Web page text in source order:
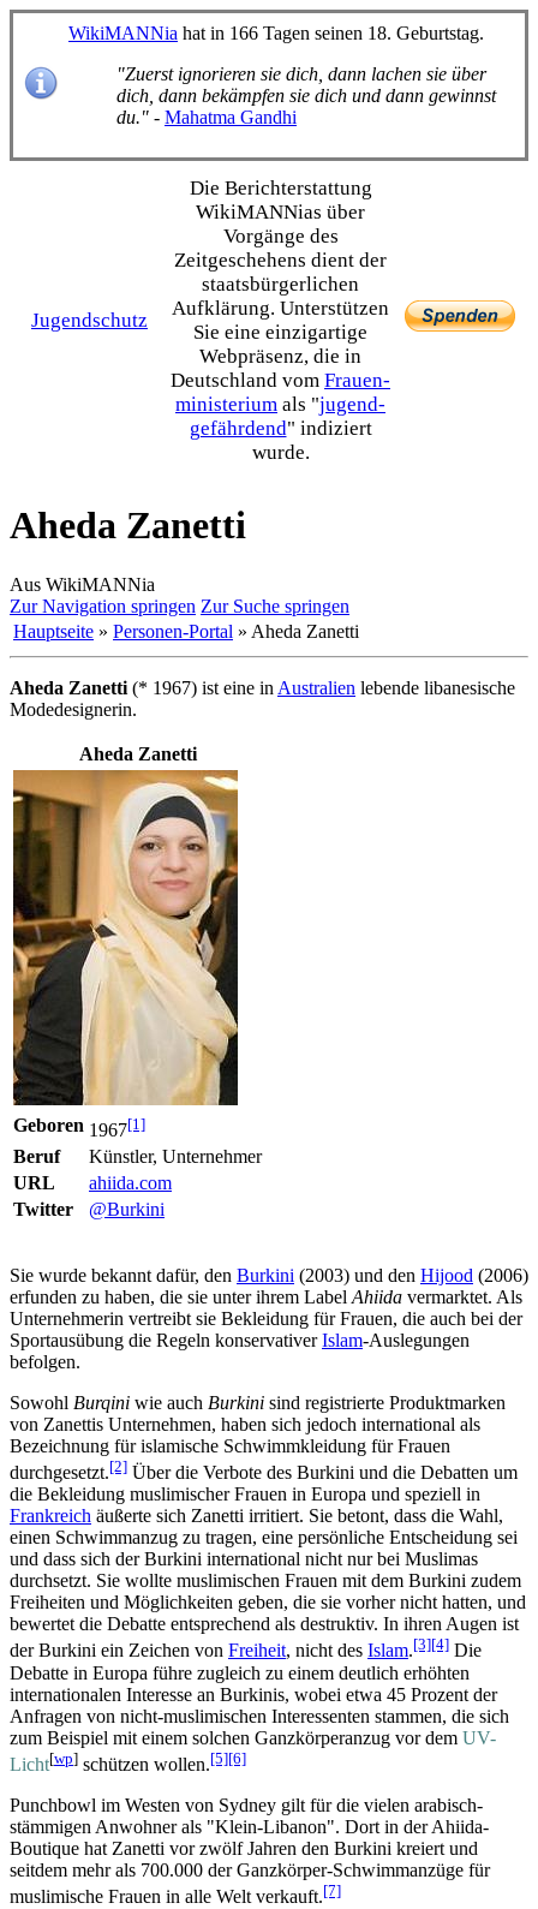
WikiMANNia hat in 166 Tagen seinen 18. Geburtstag.
"Zuerst ignorieren sie dich, dann lachen sie über
dich, dann bekämpfen sie dich und dann gewinnst
du." - Mahatma Gandhi
Jugendschutz
Die Bericht­erstattung
WikiMANNias über
Vorgänge des
Zeitgeschehens dient der
staats­bürgerlichen
Aufklärung. Unterstützen
Sie eine einzig­artige
Webpräsenz, die in
Deutschland vom Frauen­
ministerium als "jugend­
gefährdend" indiziert
wurde.
Aheda Zanetti
Aus WikiMANNia
Zur Navigation springen Zur Suche springen
Hauptseite » Personen-Portal » Aheda Zanetti
Aheda Zanetti (* 1967) ist eine in Australien lebende libanesische
Mode­designerin.
Aheda Zanetti
Geboren 1967[1]
Beruf
Künstler, Unternehmer
URL
ahiida.com
Twitter
@Burkini
Sie wurde bekannt dafür, den Burkini (2003) und den Hijood (2006)
erfunden zu haben, die sie unter ihrem Label Ahiida vermarktet. Als
Unternehmerin vertreibt sie Bekleidung für Frauen, die auch bei der
Sport­ausübung die Regeln konservativerIslam-Auslegungen
befolgen.
Sowohl Burqini wie auch Burkini sind registrierte Produkt­marken
von Zanettis Unternehmen, haben sich jedoch international als
Bezeichnung für islamische Schwimm­kleidung für Frauen
durchgesetzt.[2] Über die Verbote des Burkini und die Debatten um
die Bekleidung muslimischer Frauen in Europa und speziell in
Frankreich äußerte sich Zanetti irritiert. Sie betont, dass die Wahl,
einen Schwimmanzug zu tragen, eine persönliche Entscheidung sei
und dass sich der Burkini international nicht nur bei Muslimas
durchsetzt. Sie wollte muslimischen Frauen mit dem Burkini zudem
Freiheiten und Möglichkeiten geben, die sie vorher nicht hatten, und
bewertet die Debatte entsprechend als destruktiv. In ihren Augen ist
der Burkini ein Zeichen von Freiheit, nicht des Islam.[3][4] Die
Debatte in Europa führe zugleich zu einem deutlich erhöhten
internationalen Interesse an Burkinis, wobei etwa 45 Prozent der
Anfragen von nicht-muslimischen Interessenten stammen, die sich
zum Beispiel mit einem solchen Ganz­körper­anzug vor dem UV-
Licht[wp] schützen wollen.[5][6]
Punchbowl im Westen von Sydney gilt für die vielen arabisch-
stämmigen Anwohner als "Klein-Libanon". Dort in der Ahiida-
Boutique hat Zanetti vor zwölf Jahren den Burkini kreiert und
seitdem mehr als 700.000 der Ganzkörper-Schwimmanzüge für
muslimische Frauen in alle Welt verkauft.[7]